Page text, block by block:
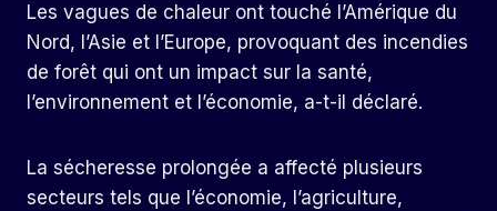
Les vagues de chaleur ont touché l’Amérique du
Nord, l’Asie et l’Europe, provoquant des incendies
de forêt qui ont un impact sur la santé,
l’environnement et l’économie, a-t-il déclaré.
La sécheresse prolongée a affecté plusieurs
secteurs tels que l’économie, l’agriculture,